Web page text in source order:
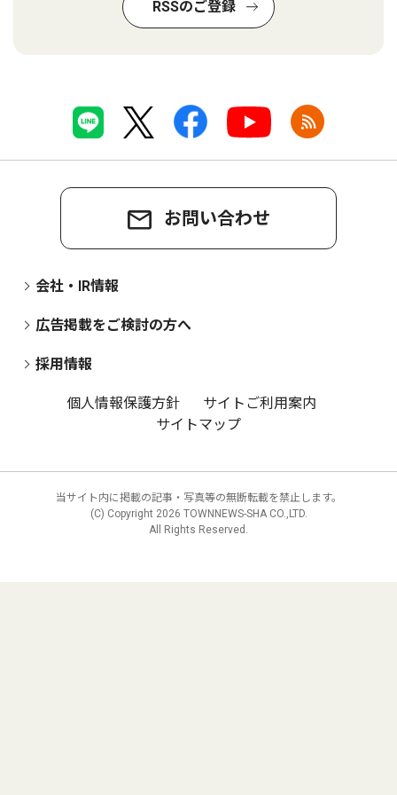
RSSのご登録
お問い合わせ
会社・IR情報
広告掲載をご検討の方へ
採用情報
個人情報保護方針
サイトご利用案内
サイトマップ
当サイト内に掲載の記事・写真等の無断転載を禁止します。
(C) Copyright 2026 TOWNNEWS-SHA CO.,LTD.
All Rights Reserved.